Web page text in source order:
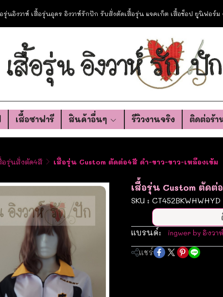
รุ่นอิงวาห์ เสื้อรุ่นอุดร อิงวาห์รักปัก รับสั่งตัดเสื้อรุ่น แจคเก็ต เสื้อช็อป ยูนิฟอร์
เสื้อซาฟารี สินค้าอื่นๆ รีวิวงานจริง ติดต่อร้า
อรุ่นสั่งตัด4สี เสื้อรุ่น Custom ตัดต่อ4สี ดำ-ขาว-ขาว-เหลืองเข้ม
เสื้อรุ่น Custom ตัดต่
SKU : CT452BKWHWHYD
แบรนด์:
ingwer by อิงวา
แชร์